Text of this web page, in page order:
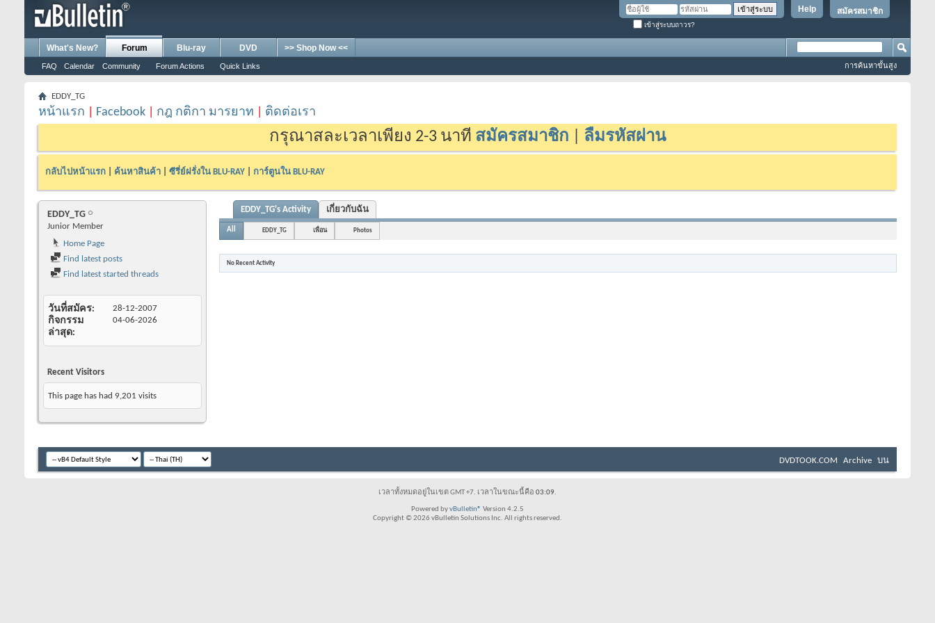
สมัครสมาชิก
Help
เข้าสู่ระบบถาวร?
What's New? Forum
FAQ Calendar Community Forum Actions Quick Links
Blu-ray DVD >> Shop Now <<
การค้นหาขั้นสูง
EDDY_TG
หน้าแรก Facebook กฎ กติกา มารยาท ติดต่อเรา
กรุณาสละเวลาเพียง 2-3 นาที สมัครสมาชิก ลืมรหัสผ่าน
กลับไปหน้าแรก ค้นหาสินค้า ซีรี่ย์ฝรั่งใน BLU-RAY การ์ตูนใน BLU-RAY
EDDY_TG
Junior Member
Home Page
Find latest posts
Find latest started threads
วันที่สมัคร 28-12-2007
กิจกรรม
ล่าสุด
04-06-2026
Recent Visitors
This page has had 9,201 visits
EDDY_TG's Activity เกี่ยวกับฉัน
All EDDY_TG เพื่อน Photos
No Recent Activity
DVDTOOK.COM Archive บน
เวลาทั้งหมดอยู่ในเขต GMT +7. เวลาในขณะนี้คือ 03:09.
Powered byvBulletin® Version 4.2.5
Copyright © 2026 vBulletin Solutions Inc. All rights reserved.